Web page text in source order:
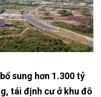
sung hơn 1.300 tỷ
tái định cư ở khu đô